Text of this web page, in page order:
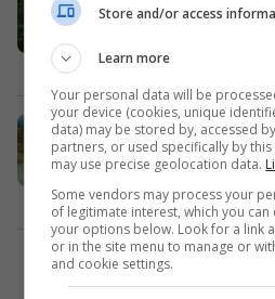
prej 30
Udhëpërshkrime
Duket
ndaluara: Ky
rrezikshmi
Store and/or access
Learn more
Your personal data will be
your device (cookies, unique
data) may be stored by, accessed
partners, or used specifically by
may use precise geolocation data.
Some vendors may process your
of legitimate interest, which you
your options below. Look for a link
or in the site menu to manage or
and cookie settings.